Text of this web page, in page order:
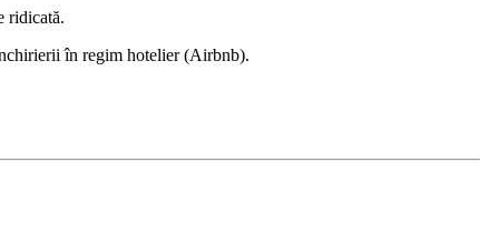
ridicată.
în regim hotelier (Airbnb).